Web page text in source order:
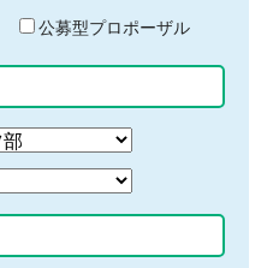
公募型プロポーザル